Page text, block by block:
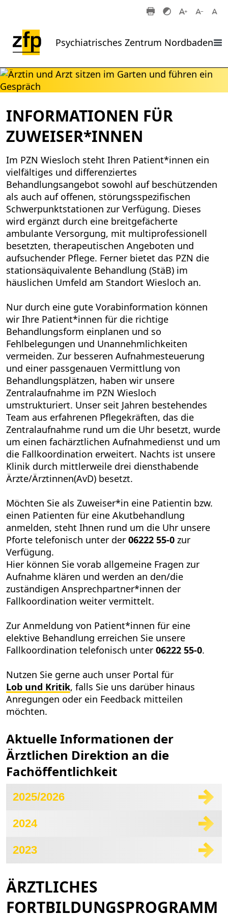
Psychiatrisches Zentrum Nordbaden
INFORMATIONEN FÜR
ZUWEISER*INNEN
Im PZN Wiesloch steht Ihren Patient*innen ein
vielfältiges und differenziertes
Behandlungsangebot sowohl auf beschützenden
als auch auf offenen, störungsspezifischen
Schwerpunktstationen zur Verfügung. Dieses
wird ergänzt durch eine breitgefächerte
ambulante Versorgung, mit multiprofessionell
besetzten, therapeutischen Angeboten und
aufsuchender Pflege. Ferner bietet das PZN die
stationsäquivalente Behandlung (StäB) im
häuslichen Umfeld am Standort Wiesloch an.
Nur durch eine gute Vorabinformation können
wir Ihre Patient*innen für die richtige
Behandlungsform einplanen und so
Fehlbelegungen und Unannehmlichkeiten
vermeiden. Zur besseren Aufnahmesteuerung
und einer passgenauen Vermittlung von
Behandlungsplätzen, haben wir unsere
Zentralaufnahme im PZN Wiesloch
umstrukturiert. Unser seit Jahren bestehendes
Team aus erfahrenen Pflegekräften, das die
Zentralaufnahme rund um die Uhr besetzt, wurde
um einen fachärztlichen Aufnahmedienst und um
die Fallkoordination erweitert. Nachts ist unsere
Klinik durch mittlerweile drei diensthabende
Ärzte/Ärztinnen(AvD) besetzt.
Möchten Sie als Zuweiser*in eine Patientin bzw.
einen Patienten für eine Akutbehandlung
anmelden, steht Ihnen rund um die Uhr unsere
Pforte telefonisch unter der 06222 55-0 zur
Verfügung.
Hier können Sie vorab allgemeine Fragen zur
Aufnahme klären und werden an den/die
zuständigen Ansprechpartner*innen der
Fallkoordination weiter vermittelt.
Zur Anmeldung von Patient*innen für eine
elektive Behandlung erreichen Sie unsere
Fallkoordination telefonisch unter 06222 55-0.
Nutzen Sie gerne auch unser Portal für
Lob und Kritik, falls Sie uns darüber hinaus
Anregungen oder ein Feedback mitteilen
möchten.
Aktuelle Informationen der
Ärztlichen Direktion an die
Fachöffentlichkeit
2025/2026
2024
2023
ÄRZTLICHES
FORTBILDUNGSPROGRAMM